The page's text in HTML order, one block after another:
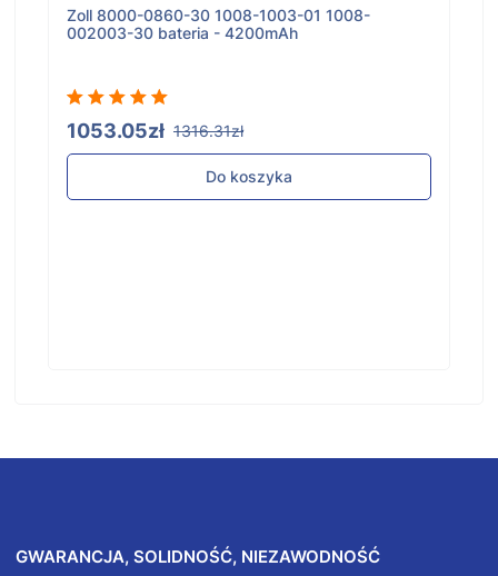
Zoll 8000-0860-30 1008-1003-01 1008-
002003-30 bateria - 4200mAh
1053.05zł 1316.31zł
Do koszyka
GWARANCJA, SOLIDNOŚĆ, NIEZAWODNOŚĆ